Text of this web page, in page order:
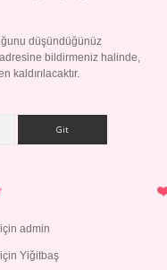
düşündüğünüz
adresine bildirmeniz halinde,
kaldırılacaktır.
için admin
için Yiğitbaş